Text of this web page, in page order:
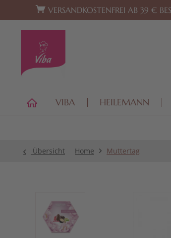
Zur Hauptnavigation springen Zum
VERSANDKOSTENFREI AB 39 €
VIBA HEILEMANN
Übersicht Home Muttertag